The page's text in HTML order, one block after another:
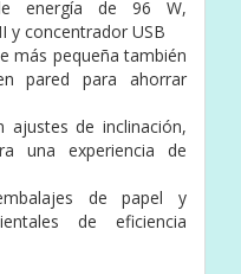
energía de 96 W,
y concentrador USB
más pequeña también
pared para ahorrar
ajustes de inclinación,
una experiencia de
de papel y
de eficiencia